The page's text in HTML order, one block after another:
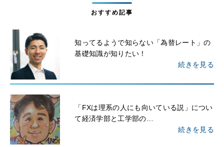
おすすめ記事
知ってるようで知らない「為替レート」の
基礎知識が知りたい！
続きを見る
「FXは理系の人にも向いている説」につい
て経済学部と工学部の…
続きを見る